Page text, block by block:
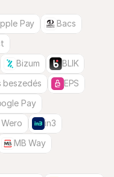
Pay
Bacs
Bizum
BLIK
beszedés
EPS
Pay
in3
MB Way